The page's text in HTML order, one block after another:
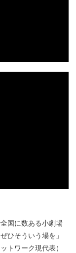
国に数ある小劇場
ひそういう場を」
トワーク現代表）